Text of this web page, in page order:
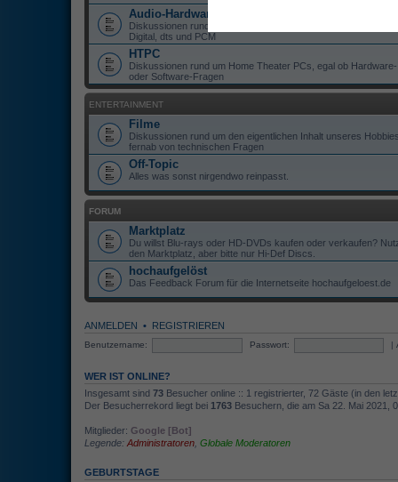
Audio-Hardware
Diskussionen rund um Hardware zur Wiedergabe von Dolby
Digital, dts und PCM
HTPC
Diskussionen rund um Home Theater PCs, egal ob Hardware-
oder Software-Fragen
ENTERTAINMENT
Filme
Diskussionen rund um den eigentlichen Inhalt unseres
fernab von technischen Fragen
Off-Topic
Alles was sonst nirgendwo reinpasst.
FORUM
Marktplatz
Du willst Blu-rays oder HD-DVDs kaufen oder verkaufen?
den Marktplatz, aber bitte nur Hi-Def Discs.
hochaufgelöst
Das Feedback Forum für die Internetseite hochaufgeloest.de
ANMELDEN • REGISTRIEREN
Benutzername: Passwort: |
WER IST ONLINE?
Insgesamt sind 73 Besucher online :: 1 registrierter, 72 Gäste (in den
Der Besucherrekord liegt bei 1763 Besuchern, die am Sa 22. Mai 2021,
Mitglieder: Google [Bot]
Legende: Administratoren Globale Moderatoren
GEBURTSTAGE